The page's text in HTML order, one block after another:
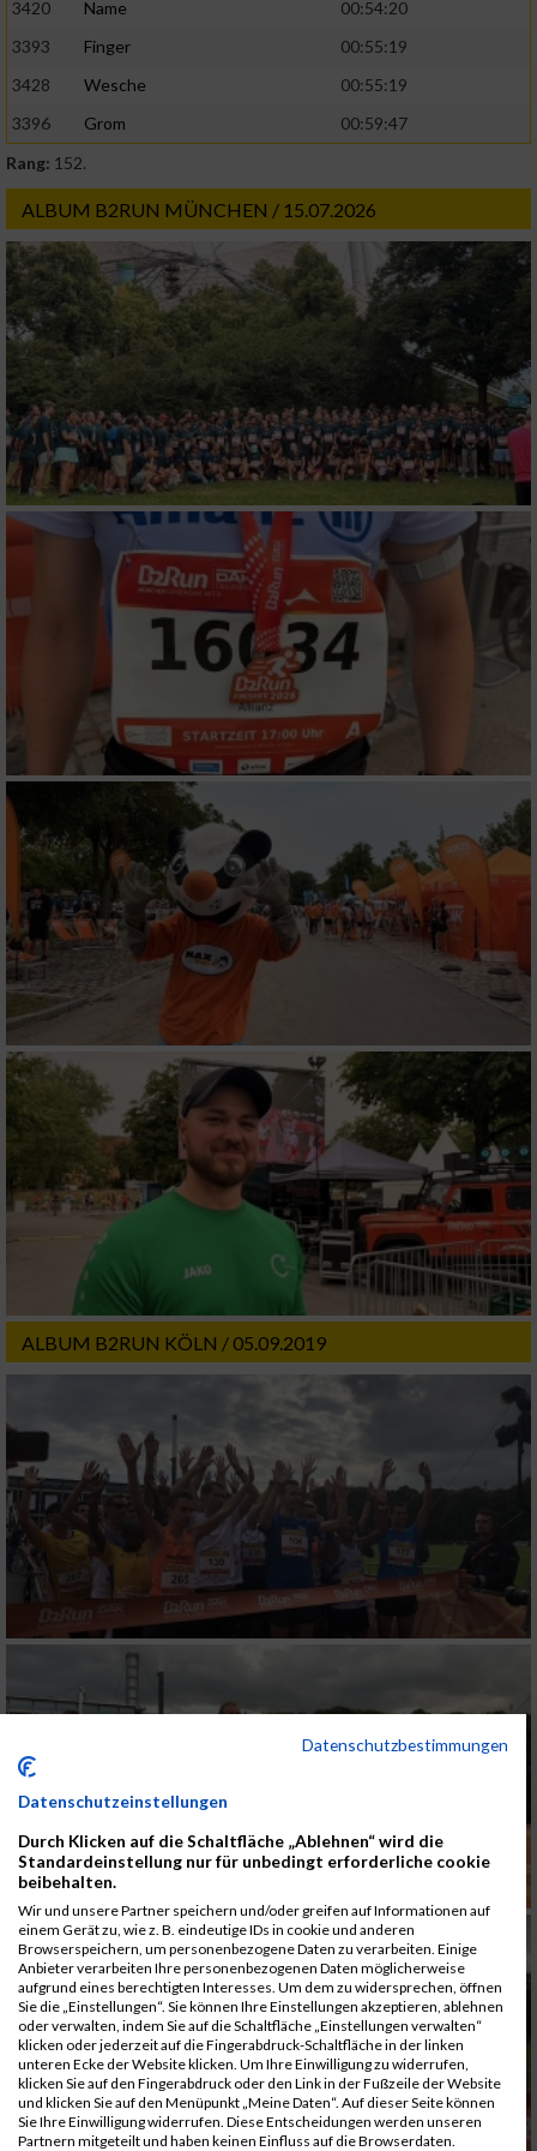
3420 Name
00:54:20
3393
Finger
00:55:19
3428
Wesche
00:55:19
3396
Grom
00:59:47
Rang: 152.
ALBUM B2RUN MÜNCHEN / 15.07.2026
ALBUM B2RUN KÖLN / 05.09.2019
Datenschutzbestimmungen
Datenschutzeinstellungen
Durch Klicken auf die Schaltfläche „Ablehnen“ wird die
Standardeinstellung nur für unbedingt erforderliche cookie
beibehalten.
Wir und unsere Partner speichern und/oder greifen auf Informationen auf
einem Gerät zu, wie z. B. eindeutige IDs in cookie und anderen
Browserspeichern, um personenbezogene Daten zu verarbeiten. Einige
Anbieter verarbeiten Ihre personenbezogenen Daten möglicherweise
aufgrund eines berechtigten Interesses. Um dem zu widersprechen, öffnen
Sie die „Einstellungen“. Sie können Ihre Einstellungen akzeptieren, ablehnen
oder verwalten, indem Sie auf die Schaltfläche „Einstellungen verwalten“
klicken oder jederzeit auf die Fingerabdruck-Schaltfläche in der linken
unteren Ecke der Website klicken. Um Ihre Einwilligung zu widerrufen,
klicken Sie auf den Fingerabdruck oder den Link in der Fußzeile der Website
und klicken Sie auf den Menüpunkt „Meine Daten“. Auf dieser Seite können
Sie Ihre Einwilligung widerrufen. Diese Entscheidungen werden unseren
Partnern mitgeteilt und haben keinen Einfluss auf die Browserdaten.